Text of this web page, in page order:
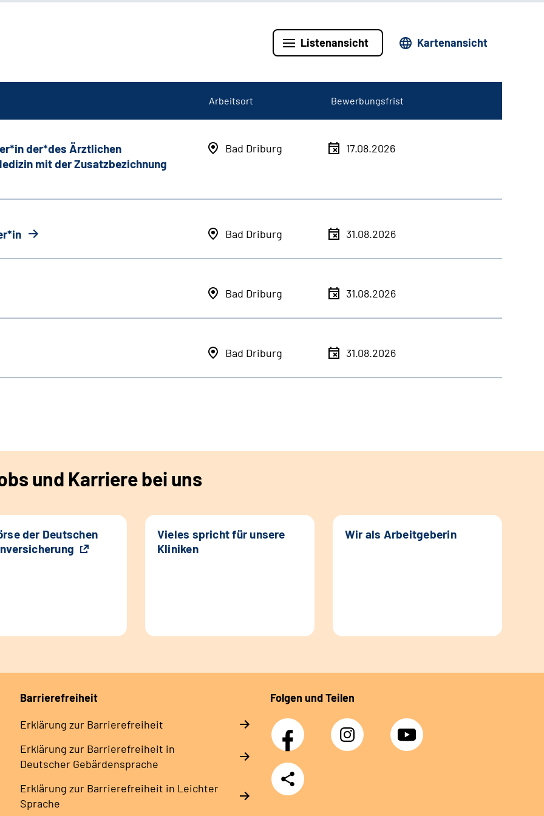
Listenansicht Kartenansicht
Arbeitsort Bewerbungsfrist
der*des Ärztlichen
mit der Zusatzbezichnung
Bad Driburg 17.08.2026
Bad Driburg 31.08.2026
Bad Driburg 31.08.2026
Bad Driburg 31.08.2026
und Karriere bei uns
der Deutschen
Vieles spricht für unsere
Kliniken
Wir als Arbeitgeberin
Barrierefreiheit
Erklärung zur Barrierefreiheit
Erklärung zur Barrierefreiheit in
Deutscher Gebärdensprache
Erklärung zur Barrierefreiheit in Leichter
Sprache
Folgen und Teilen
Facebook Instagram YouTube
Teilen